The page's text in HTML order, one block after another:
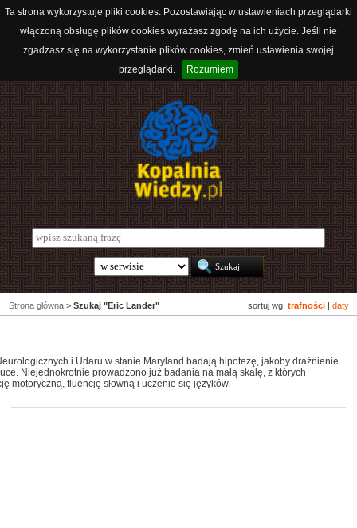
Ta strona wykorzystuje pliki cookies. Pozostawiając w ustawieniach przeglądarki
włączoną obsługę plików cookies wyrażasz zgodę na ich użycie. Jeśli nie
zgadzasz się na wykorzystanie plików cookies, zmień ustawienia swojej
przeglądarki.
Rozumiem
sortuj wg: trafności daty
Strona główna > Szukaj "Eric Lander"
i Udaru w stanie Maryland badają hipotezę, jakoby drażnienie
Niejednokrotnie prowadzono już badania na małą skalę, z których
motoryczną, fluencję słowną i uczenie się języków.